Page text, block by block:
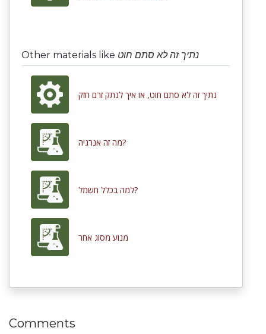
Other materials like נתיך זה לא סתם חוט
נתיך זה לא סתם חוט, או איך לנתק זרם חזק
מה זה אנרגיה?
למה בכלל חשמל?
מנוע מסוג אחר
Comments